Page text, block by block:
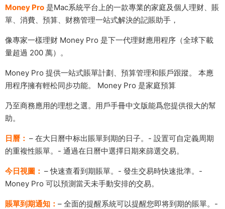
Money Pro 是Mac系統平台上的一款專業的家庭及個人理财、賬
單、消費、預算、财務管理一站式解決的記賬助手，
像專家一樣理财 Money Pro 是下一代理财應用程序（全球下載
量超過 200 萬）。
Money Pro 提供一站式賬單計劃、預算管理和賬戶跟蹤。 本應
用程序擁有輕松同步功能。 Money Pro 是家庭預算
乃至商務應用的理想之選。用戶手冊中文版能爲您提供很大的幫
助。
日曆： – 在大日曆中标出賬單到期的日子。- 設置可自定義周期
的重複性賬單。- 通過在日曆中選擇日期來篩選交易。
今日視圖： – 快速查看到期賬單。- 發生交易時快速批準。-
Money Pro 可以預測當天未手動安排的交易。
賬單到期通知： – 全面的提醒系統可以提醒您即将到期的賬單。-